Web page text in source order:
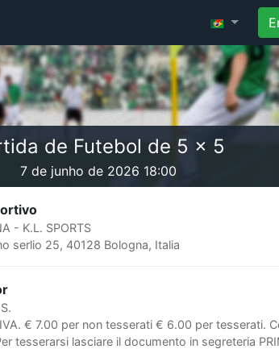
de Futebol de 5 x 5
7 de junho de 2026 18:00
- K.L. SPORTS
serlio 25, 40128 Bologna, Italia
€ 7.00 per non tesserati € 6.00 per tesserati.
tesserarsi lasciare il documento in segreteria